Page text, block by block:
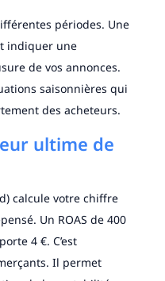
périodes. Une
indiquer une
de vos annonces.
saisonnières qui
des acheteurs.
ultime de
calcule votre chiffre
Un ROAS de 400
4 €. C’est
Il permet